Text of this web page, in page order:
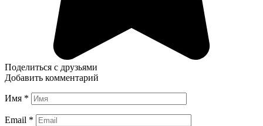
Поделиться с друзьями
Добавить комментарий
Имя *
Email *